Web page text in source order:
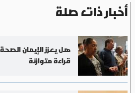
أخبار ذات صلة
هل يعزز الإيمان
قراءة متوازنة